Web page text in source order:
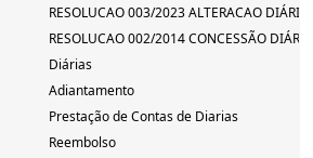
RESOLUCAO 003/2023 ALTERACAO DIÁRIAS
RESOLUCAO 002/2014 CONCESSÃO DIÁRIAS
Diárias
Adiantamento
Prestação de Contas de Diarias
Reembolso